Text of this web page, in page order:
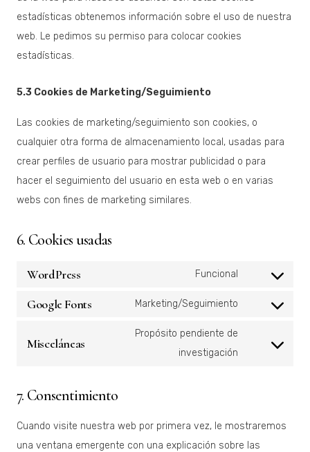
estadísticas obtenemos información sobre el uso de nuestra
web. Le pedimos su permiso para colocar cookies
estadísticas.
5.3 Cookies de Marketing/Seguimiento
Las cookies de marketing/seguimiento son cookies, o
cualquier otra forma de almacenamiento local, usadas para
crear perfiles de usuario para mostrar publicidad o para
hacer el seguimiento del usuario en esta web o en varias
webs con fines de marketing similares.
6. Cookies usadas
WordPress Funcional
Consent
Google Fonts Marketing/Seguimiento Consent
Misceláneas
Propósito pendiente de
investigación
Consent
7. Consentimiento
Cuando visite nuestra web por primera vez, le mostraremos
una ventana emergente con una explicación sobre las